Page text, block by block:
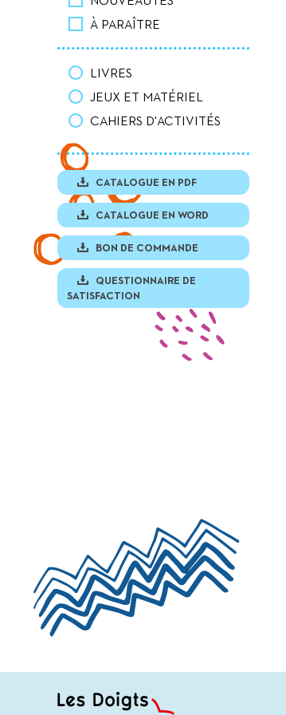
À PARAÎTRE
LIVRES
JEUX ET MATÉRIEL
CAHIERS D'ACTIVITÉS
CATALOGUE EN PDF
CATALOGUE EN WORD
BON DE COMMANDE
QUESTIONNAIRE DE
SATISFACTION